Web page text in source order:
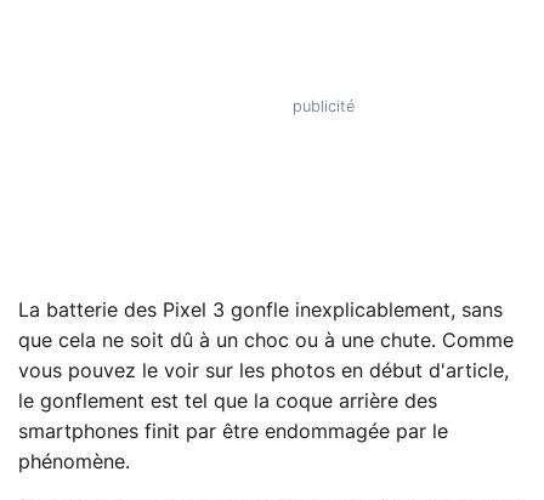
La batterie des Pixel 3 gonfle inexplicablement, sans
que cela ne soit dû à un choc ou à une chute. Comme
vous pouvez le voir sur les photos en début d'article,
le gonflement est tel que la coque arrière des
smartphones finit par être endommagée par le
phénomène.